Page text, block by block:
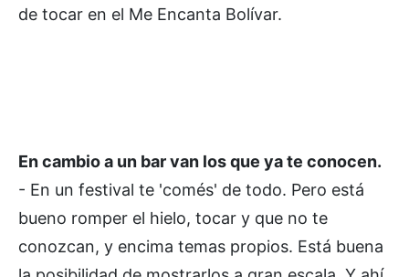
de tocar en el Me Encanta Bolívar.
En cambio a un bar van los que ya te conocen.
- En un festival te 'comés' de todo. Pero está
bueno romper el hielo, tocar y que no te
conozcan, y encima temas propios. Está buena